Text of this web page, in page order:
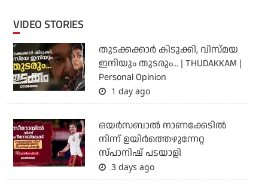
VIDEO STORIES
തുടക്കക്കാര്‍ കിടുക്കി, വിസ്മയ
ഇനിയും തുടരും... | THUDAKKAM |
Personal Opinion
1 day ago
ഒയര്‍സബാൽ നാണക്കേടിൽ
നിന്ന് ഉയിർത്തെഴുന്നേറ്റ
സ്പാനിഷ് പടയാളി
3 days ago